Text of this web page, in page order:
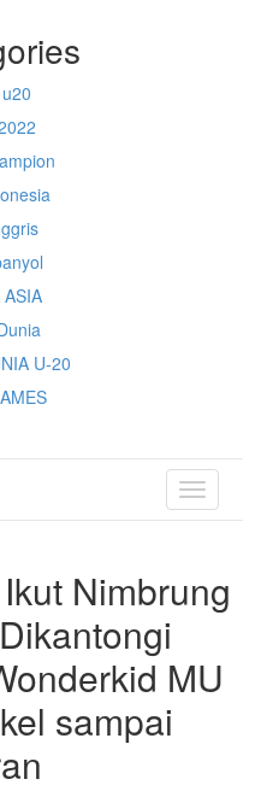
ASIA
U-20
TOGGLE
Nimbrung
MU
sampai